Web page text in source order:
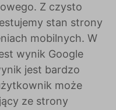
Z czysto
stan strony
mobilnych. W
wynik Google
jest bardzo
może
ze strony